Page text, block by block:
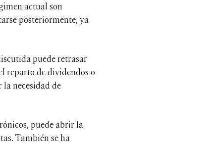
actual son
posteriormente, ya
puede retrasar
reparto de dividendos o
necesidad de
puede abrir la
También se ha